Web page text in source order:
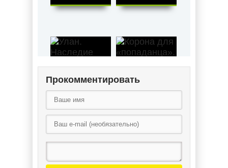
Улан. Наследие
предков /
Корона для
«попаданца».
Наш человек на
Прокомментировать